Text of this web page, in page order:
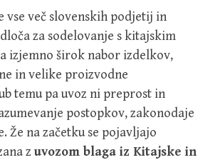
vse več slovenskih podjetij in
za sodelovanje s kitajskim
izjemno širok nabor izdelkov,
in velike proizvodne
temu pa uvoz ni preprost in
postopkov, zakonodaje
Že na začetku se pojavljajo
z uvozom blaga iz Kitajske in